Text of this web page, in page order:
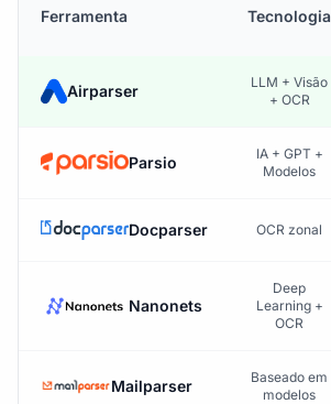
Ferramenta Tecnologia
Airparser
LLM + Visão
+ OCR
Parsio
IA + GPT +
Modelos
Docparser OCR zonal
Nanonets
Deep
Learning +
OCR
Mailparser
Baseado em
modelos